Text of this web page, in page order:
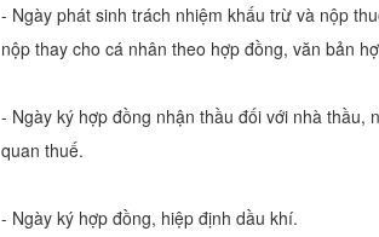
- Ngày phát sinh trách nhiệm khấu trừ và nộp
nộp thay cho cá nhân theo hợp đồng, văn bản
- Ngày ký hợp đồng nhận thầu đối với nhà
quan thuế.
- Ngày ký hợp đồng, hiệp định dầu khí.